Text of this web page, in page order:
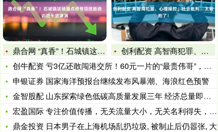
鼎合网 “真香”！石城镇这场面点师专项技能培训班干货满满
创利配资 高智商犯罪、心理操控、社会批判…太敢拍了！
创牛配资 亏3亿还敢闯港交所！60元一片的“最贵伟哥”，真能
申银证券 国家海洋预报台继续发布风暴潮、海浪红色预警
金智股配 山东探索绿色低碳高质量发展三年 经济总量即将冲上十
宏盈国际 专注价值传播，无关流量大小，无关名利得失，只关乎良
鼎金投资 日本男子在上海机场乱扔垃圾, 被制止后仍嚣张, 大